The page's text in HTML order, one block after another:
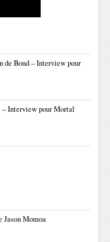
de Bond – Interview pour
– Interview pour Mortal
Jason Momoa